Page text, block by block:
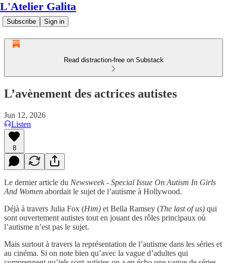
L'Atelier Galita
Subscribe Sign in
Read distraction-free on Substack
L’avènement des actrices autistes
Jun 12, 2026
Listen
8
Le dernier article du Newsweek - Special Issue On Autism In Girls
And Women abordait le sujet de l’autisme à Hollywood.
Déjà à travers Julia Fox (Him) et Bella Ramsey (The last of us) qui
sont ouvertement autistes tout en jouant des rôles principaux où
l’autisme n’est pas le sujet.
Mais surtout à travers la représentation de l’autisme dans les séries et
au cinéma. Si on note bien qu’avec la vague d’adultes qui